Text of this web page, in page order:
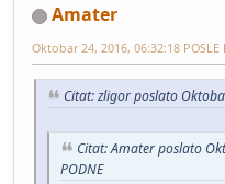
Amater
Oktobar 24, 2016, 06:32:18 POSLE
Citat: zligor poslato
Citat: Amater poslato
PODNE